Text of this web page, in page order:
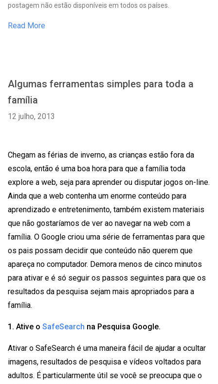
postagem não estão disponíveis em todos os países.
Read More
Algumas ferramentas simples para toda a
família
12 julho, 2013
Chegam as férias de inverno, as crianças estão fora da
escola, então é uma boa hora para que a família toda
explore a web, seja para aprender ou disputar jogos on-line.
Ainda que a web contenha um enorme conteúdo para
aprendizado e entretenimento, também existem materiais
que não gostaríamos de ver ao navegar na web com a
família. O Google criou uma série de ferramentas para que
os pais possam decidir que conteúdo não querem que
apareça no computador. Demora menos de cinco minutos
para ativar e é só seguir os passos seguintes para que os
resultados da pesquisa sejam mais apropriados para a
família.
1. Ative o SafeSearch na Pesquisa Google.
Ativar o SafeSearch é uma maneira fácil de ajudar a ocultar
imagens, resultados de pesquisa e vídeos voltados para
adultos. É particularmente útil se você se preocupa que o